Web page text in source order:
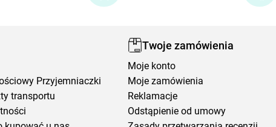
Przyjemniaczki
transportu
Twoje zamówienia
Moje konto
Moje zamówienia
Reklamacje
Odstąpienie od umowy